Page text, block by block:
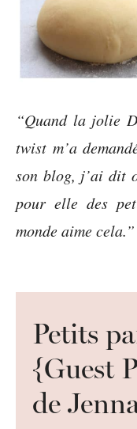
“Quand la jolie
twist m’a
son blog, j’ai dit
pour elle des
monde aime cela.”
Petits
{Guest
de